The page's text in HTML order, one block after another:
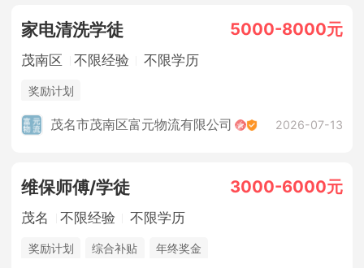
家电清洗学徒 5000-8000元
茂南区 不限经验 不限学历
奖励计划
茂名市茂南区富元物流有限公司 2026-07-13
维保师傅/学徒 3000-6000元
茂名 不限经验 不限学历
奖励计划 综合补贴 年终奖金